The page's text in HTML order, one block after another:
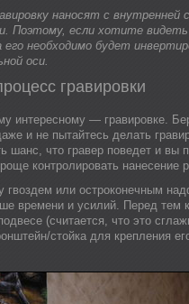
наносят с внутренней
Поэтому, если хотите видеть
его необходимо будет
оси.
гравировки
интересному — гравировке.
и не пытайтесь делать
шанс, что гравер поведет и вы
контролировать нанесение
гвоздем или остроконечным
времени и усилий. Перед тем
(считается, что это
стойка для крепления